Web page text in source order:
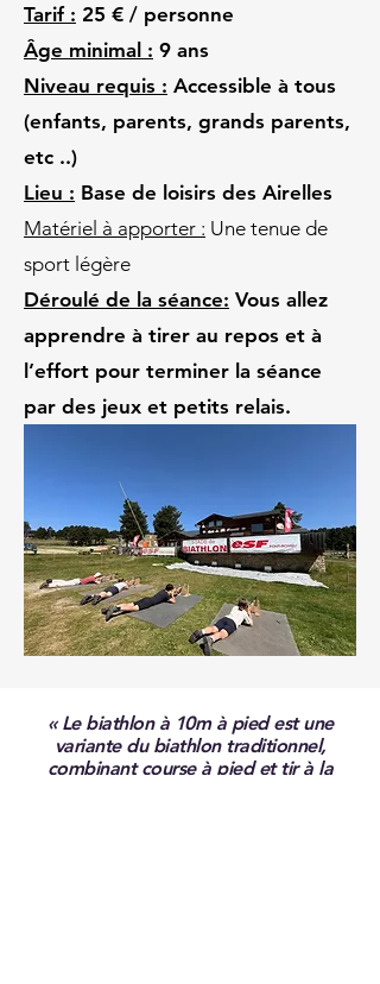
Tarif : 25 € / personne
Âge minimal : 9 ans
Niveau requis : Accessible à tous
(enfants, parents, grands parents,
etc ..)
Lieu : Base de loisirs des Airelles
Matériel à apporter : Une tenue de
sport légère
Déroulé de la séance: Vous allez
apprendre à tirer au repos et à
l’effort pour terminer la séance
par des jeux et petits relais.​
« Le biathlon à 10m à pied est une
variante du biathlon traditionnel,
combinant course à pied et tir à la